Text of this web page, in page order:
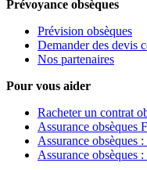
Prévoyance obsèques
Prévision obsèques
Demander des devis
Nos partenaires
Pour vous aider
Racheter un contrat
Assurance obsèques
Assurance
Assurance obsèques